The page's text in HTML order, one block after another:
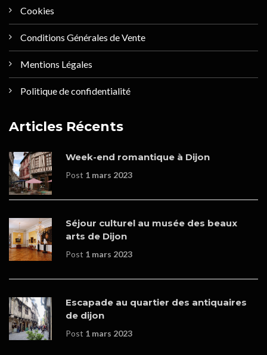
Cookies
Conditions Générales de Vente
Mentions Légales
Politique de confidentialité
Articles Récents
Week-end romantique à Dijon
Post 1 mars 2023
Séjour culturel au musée des beaux
arts de Dijon
Post 1 mars 2023
Escapade au quartier des antiquaires
de dijon
Post 1 mars 2023